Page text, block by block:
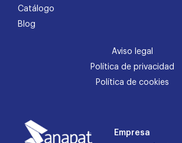
Catálogo
Blog
Aviso legal
Política de privacidad
Política de cookies
Empresa